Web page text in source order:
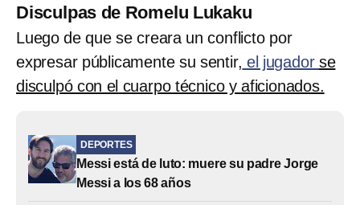
Disculpas de Romelu Lukaku
Luego de que se creara un conflicto por
expresar públicamente su sentir, el jugador se
disculpó con el cuarpo técnico y aficionados.
DEPORTES
Messi está de luto: muere su padre Jorge
Messi a los 68 años